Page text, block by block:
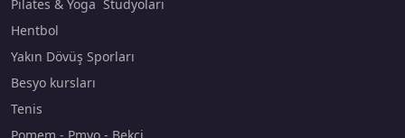
Pilates & Yoga Stüdyoları
Hentbol
Yakın Dövüş Sporları
Besyo kursları
Tenis